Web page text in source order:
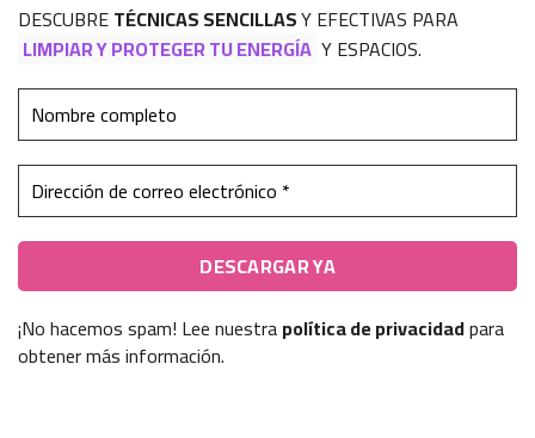
DESCUBRETÉCNICAS SENCILLASY EFECTIVAS PARA
LIMPIAR Y PROTEGER TU ENERGÍA Y ESPACIOS.
¡No hacemos spam! Lee nuestrapolítica de privacidadpara
obtener más información.